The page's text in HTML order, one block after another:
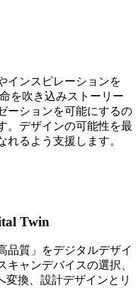
インスピレーションを
を吹き込みストーリー
ーションを可能にするの
。デザインの可能性を最
るよう支援します。
Twin
品質」をデジタルデザイ
キャンデバイスの選択、
換、設計デザインとリ